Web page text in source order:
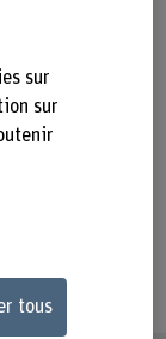
sur
sur
tous